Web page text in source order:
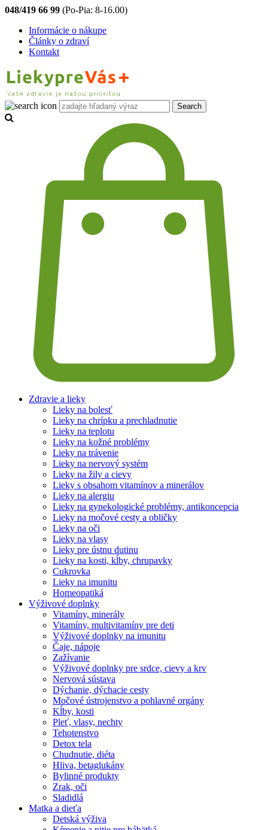
048/419 66 99 (Po-Pia: 8-16.00)
Informácie o nákupe
Články o zdraví
Kontakt
Zdravie a lieky
Lieky na bolesť
Lieky na chrípku a prechladnutie
Lieky na teplotu
Lieky na kožné problémy
Lieky na trávenie
Lieky na nervový systém
Lieky na žily a cievy
Lieky s obsahom vitamínov a minerálov
Lieky na alergiu
Lieky na gynekologické problémy, antikoncepcia
Lieky na močové cesty a obličky
Lieky na oči
Lieky na vlasy
Lieky pre ústnu dutinu
Lieky na kosti, kĺby, chrupavky
Cukrovka
Lieky na imunitu
Homeopatiká
Výživové doplnky
Vitamíny, minerály
Vitamíny, multivitamíny pre deti
Výživové doplnky na imunitu
Čaje, nápoje
Zažívanie
Výživové doplnky pre srdce, cievy a krv
Nervová sústava
Dýchanie, dýchacie cesty
Močové ústrojenstvo a pohlavné orgány
Kĺby, kosti
Pleť, vlasy, nechty
Tehotenstvo
Detox tela
Chudnutie, diéta
Hliva, betaglukány
Bylinné produkty
Zrak, oči
Sladidlá
Matka a dieťa
Detská výživa